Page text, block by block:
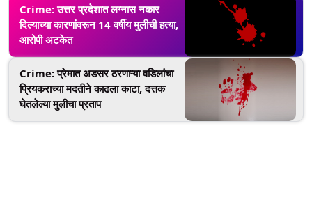
Crime: उत्तर प्रदेशात लग्नास नकार
दिल्याच्या कारणांवरून 14 वर्षीय मुलीची हत्या,
आरोपी अटकेत
Crime: प्रेमात अडसर ठरणाऱ्या वडिलांचा
प्रियकराच्या मदतीने काढला काटा, दत्तक
घेतलेल्या मुलीचा प्रताप